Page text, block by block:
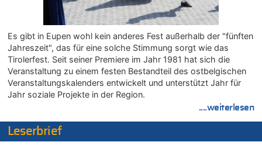
mehr als 111 Millionen €
08.08.2026 - 17:45 von Der Alte zu
Zwölf Jahre nach Aachener Bankraub: 70-Jähriger gefasst
08.08.2026 - 17:43 von Der Alte zu
Leipzig, Mechernich und die Frage: Wer steckt hinter den
Drohnen mit Strengstoff? War es Russland?
08.08.2026 - 17:16 von Bingo zu
Zweite Hitzewelle in diesem Sommer ist jetzt amtlich
Leipzig, Mechernich und die Frage: Wer steckt hinter den
Drohnen mit Strengstoff? War es Russland?
Es gibt in Eupen wohl kein anderes Fest außerhalb der "fünften
Jahreszeit", das für eine solche Stimmung sorgt wie das
Tirolerfest. Seit seiner Premiere im Jahr 1981 hat sich die
Veranstaltung zu einem festen Bestandteil des ostbelgischen
Veranstaltungskalenders entwickelt und unterstützt Jahr für
Jahr soziale Projekte in der Region.
....weiterlesen
Leserbrief